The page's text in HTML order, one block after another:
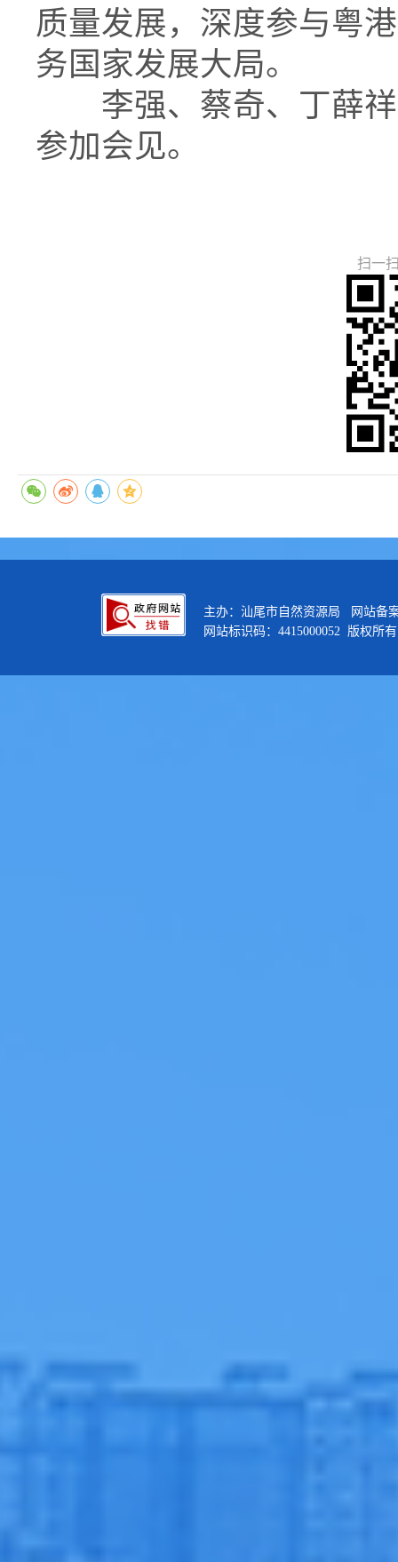
质量发展，深度参与粤
务国家发展大局。
李强、蔡奇、丁薛祥
参加会见。
扫一
主办：汕尾市自然资源局 网站备
网站标识码：4415000052 版权所